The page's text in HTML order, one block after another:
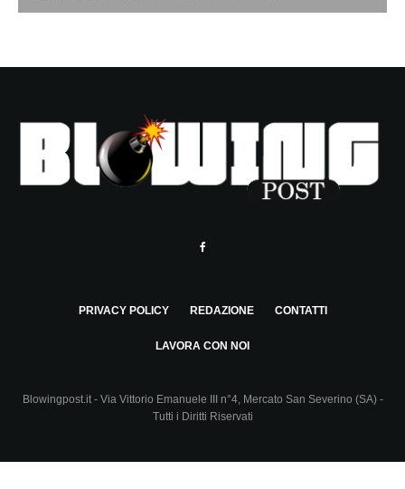
PRIVACY POLICY REDAZIONE CONTATTI
LAVORA CON NOI
Blowingpost.it - Via Vittorio Emanuele III n°4, Mercato San Severino (SA) -
Tutti i Diritti Riservati